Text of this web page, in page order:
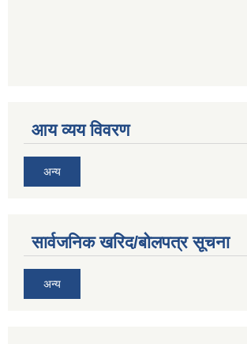
आय व्यय विवरण
अन्य
सार्वजनिक खरिद/बोलपत्र सूचना
अन्य